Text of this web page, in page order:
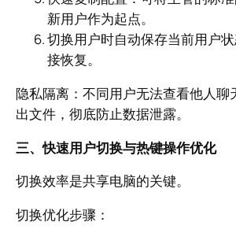
新用户作为起点。
切换用户时自动保存当前用户
接恢复。
隐私隔离：不同用户无法查看他人聊
出文件，彻底防止数据泄露。
三、快速用户切换与热键操作优化
切换效率是共享电脑的关键。
切换优化步骤：